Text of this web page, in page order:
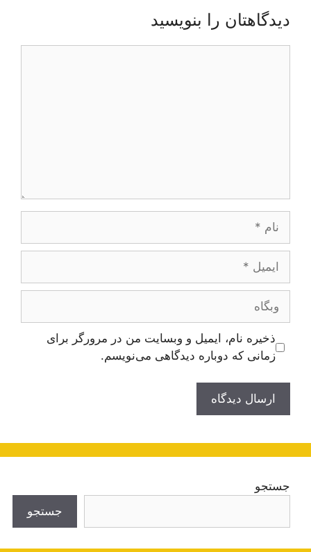
دیدگاهتان را بنویسید
ایمیل
وبگاه
ذخیره نام، ایمیل و وبسایت من در مرورگر برای
زمانی که دوباره دیدگاهی می‌نویسم.
جستجو
جستجو